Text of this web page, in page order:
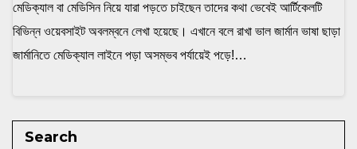
মেডিক্যাল বা মেডিসিন নিয়ে যারা পড়তে চাইছেন তাদের কথা ভেবেই আর্টিকেলটি
বিভিন্ন ওয়েবসাইট অবলম্বনে লেখা হয়েছে। এখানে বলে রাখা ভাল জার্মান ভাষা ছাড়া
জার্মানিতে মেডিক্যাল লাইনে পড়া অসম্ভব পর্যায়েই পড়ে!…
Search